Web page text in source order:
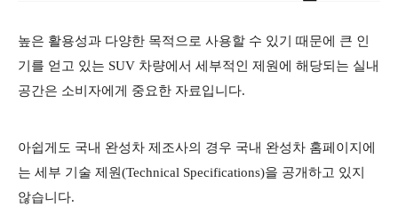
높은 활용성과 다양한 목적으로 사용할 수 있기 때문에 큰 인
기를 얻고 있는 SUV 차량에서 세부적인 제원에 해당되는 실내
공간은 소비자에게 중요한 자료입니다.
아쉽게도 국내 완성차 제조사의 경우 국내 완성차 홈페이지에
는 세부 기술 제원(Technical Specifications)을 공개하고 있지
않습니다.